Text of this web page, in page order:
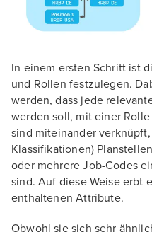
In einem ersten Schritt ist
und Rollen festzulegen.
werden, dass jede
werden soll, mit einer
sind miteinander
Klassifikationen)
oder mehrere Job-Codes
sind. Auf diese Weise erbt
enthaltenen Attribute.
Obwohl sie sich sehr